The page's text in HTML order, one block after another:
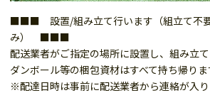
■■■ 設置/組み立て行います（組立て不
み） ■■■
配送業者がご指定の場所に設置し、組み立て
ダンボール等の梱包資材はすべて持ち帰りま
※配達日時は事前に配送業者から連絡が入り